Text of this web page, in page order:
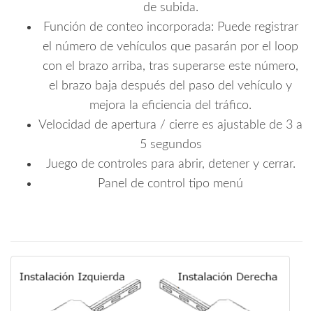
de subida.
Función de conteo incorporada: Puede registrar
el número de vehículos que pasarán por el loop
con el brazo arriba, tras superarse este número,
el brazo baja después del paso del vehículo y
mejora la eficiencia del tráfico.
Velocidad de apertura / cierre es ajustable de 3 a
5 segundos
Juego de controles para abrir, detener y cerrar.
Panel de control tipo menú